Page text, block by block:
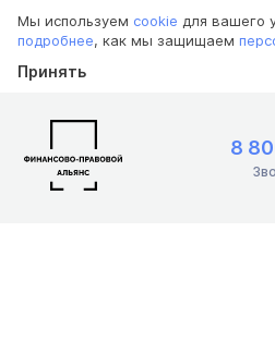
Мы используем cookie для вашего
подробнее, как мы защищаем
Принять
8